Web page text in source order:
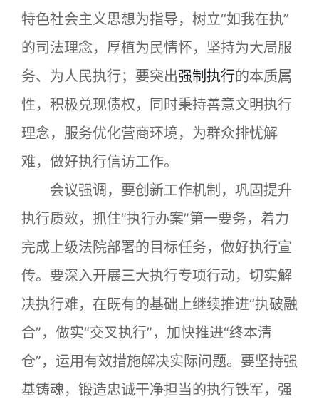
特色社会主义思想为指导，树立“如我在执”
的司法理念，厚植为民情怀，坚持为大局服
务、为人民执行；要突出强制执行的本质属
性，积极兑现债权，同时秉持善意文明执行
理念，服务优化营商环境，为群众排忧解
难，做好执行信访工作。
会议强调，要创新工作机制，巩固提升
执行质效，抓住“执行办案”第一要务，着力
完成上级法院部署的目标任务，做好执行宣
传。要深入开展三大执行专项行动，切实解
决执行难，在既有的基础上继续推进“执破融
合”，做实“交叉执行”，加快推进“终本清
仓”，运用有效措施解决实际问题。要坚持强
基铸魂，锻造忠诚干净担当的执行铁军，强